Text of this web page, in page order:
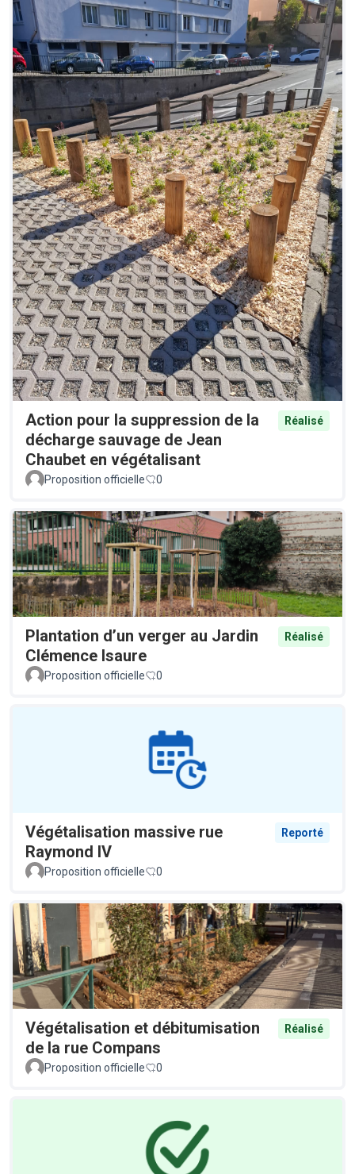
Action pour la suppression de la
décharge sauvage de Jean
Chaubet en végétalisant
Réalisé
Proposition officielle 0
Plantation d’un verger au Jardin
Clémence Isaure
Réalisé
Proposition officielle 0
Végétalisation massive rue
Raymond IV
Reporté
Proposition officielle 0
Végétalisation et débitumisation
de la rue Compans
Réalisé
Proposition officielle 0